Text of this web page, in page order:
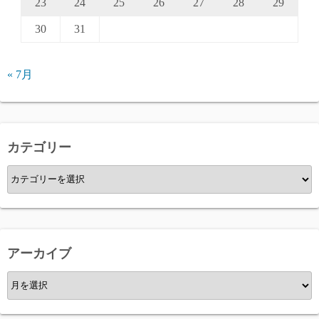
30 31
« 7月
カテゴリー
カ
テ
ゴ
ー
アーカイブ
ア
ー
カ